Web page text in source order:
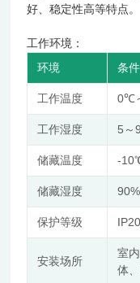
好、稳定性高等特点。
工作环境：
环境
条件
工作温度 0℃
工作湿度 5～
储藏温度 -
储藏湿度
保护等级 IP20
安装场所
室
体